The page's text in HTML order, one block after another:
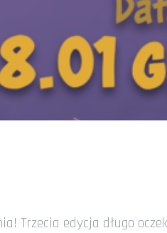
edycja długo